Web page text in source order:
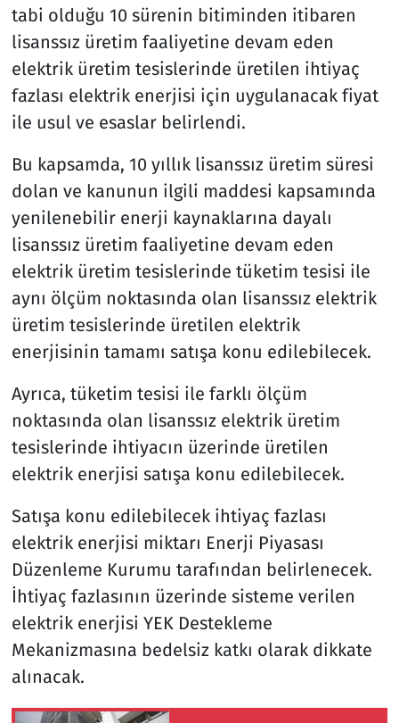
tabi olduğu 10 sürenin bitiminden itibaren
lisanssız üretim faaliyetine devam eden
elektrik üretim tesislerinde üretilen ihtiyaç
fazlası elektrik enerjisi için uygulanacak fiyat
ile usul ve esaslar belirlendi.
Bu kapsamda, 10 yıllık lisanssız üretim süresi
dolan ve kanunun ilgili maddesi kapsamında
yenilenebilir enerji kaynaklarına dayalı
lisanssız üretim faaliyetine devam eden
elektrik üretim tesislerinde tüketim tesisi ile
aynı ölçüm noktasında olan lisanssız elektrik
üretim tesislerinde üretilen elektrik
enerjisinin tamamı satışa konu edilebilecek.
Ayrıca, tüketim tesisi ile farklı ölçüm
noktasında olan lisanssız elektrik üretim
tesislerinde ihtiyacın üzerinde üretilen
elektrik enerjisi satışa konu edilebilecek.
Satışa konu edilebilecek ihtiyaç fazlası
elektrik enerjisi miktarı Enerji Piyasası
Düzenleme Kurumu tarafından belirlenecek.
İhtiyaç fazlasının üzerinde sisteme verilen
elektrik enerjisi YEK Destekleme
Mekanizmasına bedelsiz katkı olarak dikkate
alınacak.